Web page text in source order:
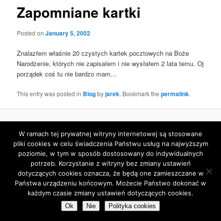
Zapomniane kartki
Posted onJanuary 5, 2002
Znalazłem właśnie 20 czystych kartek pocztowych na Boże
Narodzenie, których nie zapisałem i nie wysłałem 2 lata temu. Oj
porządek coś tu nie bardzo mam…
This entry was posted in Blogbyjarek. Bookmark thepermalink.
W ramach tej prywatnej witryny internetowej są stosowane
pliki cookies w celu świadczenia Państwu usług na najwyższym
poziomie, w tym w sposób dostosowany do indywidualnych
potrzeb. Korzystanie z witryny bez zmiany ustawień
dotyczących cookies oznacza, że będą one zamieszczane w
Państwa urządzeniu końcowym. Możecie Państwo dokonać w
każdym czasie zmiany ustawień dotyczących cookies.
Ok Nie Polityka cookies